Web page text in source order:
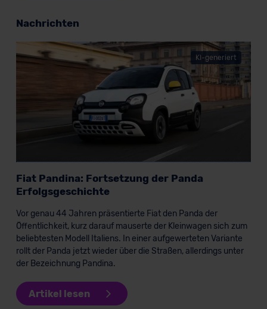
Nachrichten
KI-generiert
Fiat Pandina: Fortsetzung der Panda
Erfolgsgeschichte
Vor genau 44 Jahren präsentierte Fiat den Panda der
Öffentlichkeit, kurz darauf mauserte der Kleinwagen sich zum
beliebtesten Modell Italiens. In einer aufgewerteten Variante
rollt der Panda jetzt wieder über die Straßen, allerdings unter
der Bezeichnung Pandina.
Artikel lesen